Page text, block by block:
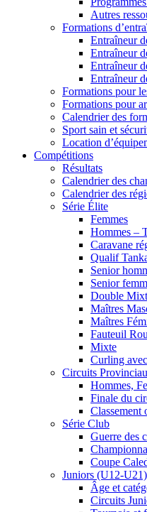
Autres
Formations
Entraîneur
Entraîneur
Entraîneur
Entraîneur
Formations pour
Formations pour
Calendrier des
Sport sain et
Location
Compétitions
Résultats
Calendrier des
Calendrier des
Série Élite
Femmes
Hommes –
Caravane
Qualif
Senior
Senior
Double
Maîtres
Maîtres
Fauteuil
Mixte
Curling
Circuits
Hommes,
Finale du
Classement
Série Club
Guerre des
Coupe
Juniors (U12-U21)
Âge et
Circuits